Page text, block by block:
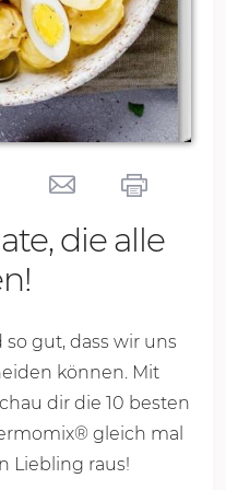
die alle
so gut, dass wir uns
können. Mit
dir die 10 besten
gleich mal
Liebling raus!